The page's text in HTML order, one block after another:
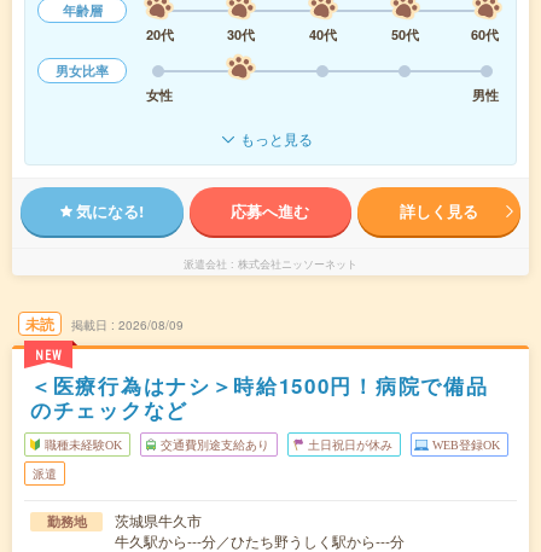
年齢層
20代
30代 40代 50代
60代
男女比率
女性
男性
もっと見る
気になる! 応募へ進む 詳しく見る
派遣会社 株式会社ニッソーネット
未読
NEW
掲載日 2026/08/09
＜医療行為はナシ＞時給1500円！病院で備品
のチェックなど
職種未経験OK 交通費別途支給あり 土日祝日が休み WEB登録OK
派遣
勤務地
茨城県牛久市
牛久駅から---分／ひたち野うしく駅から---分